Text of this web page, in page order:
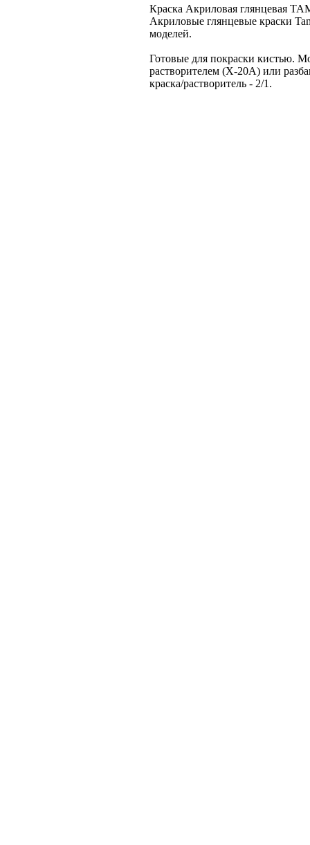
Краска Акриловая глянцевая
Акриловые глянцевые краски
моделей.
Готовые для покраски кистью.
растворителем (Х-20А) или
краска/растворитель - 2/1.